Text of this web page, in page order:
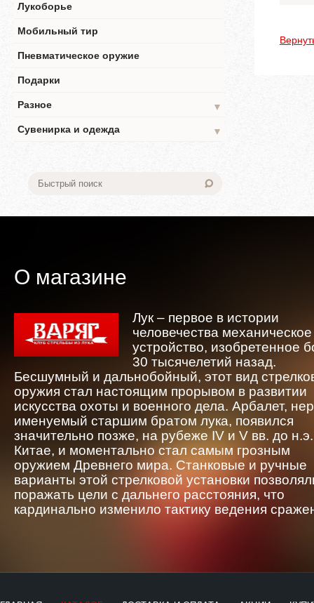
Лукоборье
Мобильный тир
Пневматическое оружие
Подарки
Разное
▼
Сувенирка и одежда
▼
О магазине
Лук – первое в истории
человечества механическое
устройство, изобретенное
30 тысячелетий назад.
Бесшумный и дальнобойный, этот вид
оружия стал настоящим прорывом в развитии
искусства охоты и военного дела. Арбалет,
именуемый старшим братом лука, появился
значительно позже, на рубеже IV и V вв. до
Китае, и моментально стал самым грозным
оружием Древнего мира. Станковые и ручные
варианты этой стрелковой установки
поражать цели с дальнего расстояния, что
кардинально изменило тактику ведения